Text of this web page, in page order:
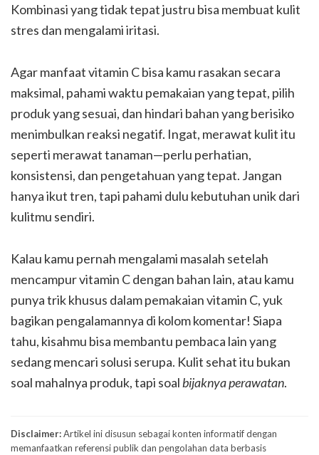
Kombinasi yang tidak tepat justru bisa membuat kulit
stres dan mengalami iritasi.
Agar manfaat vitamin C bisa kamu rasakan secara
maksimal, pahami waktu pemakaian yang tepat, pilih
produk yang sesuai, dan hindari bahan yang berisiko
menimbulkan reaksi negatif. Ingat, merawat kulit itu
seperti merawat tanaman—perlu perhatian,
konsistensi, dan pengetahuan yang tepat. Jangan
hanya ikut tren, tapi pahami dulu kebutuhan unik dari
kulitmu sendiri.
Kalau kamu pernah mengalami masalah setelah
mencampur vitamin C dengan bahan lain, atau kamu
punya trik khusus dalam pemakaian vitamin C, yuk
bagikan pengalamannya di kolom komentar! Siapa
tahu, kisahmu bisa membantu pembaca lain yang
sedang mencari solusi serupa. Kulit sehat itu bukan
soal mahalnya produk, tapi soal bijaknya perawatan.
Disclaimer:Artikel ini disusun sebagai konten informatif dengan
memanfaatkan referensi publik dan pengolahan data berbasis